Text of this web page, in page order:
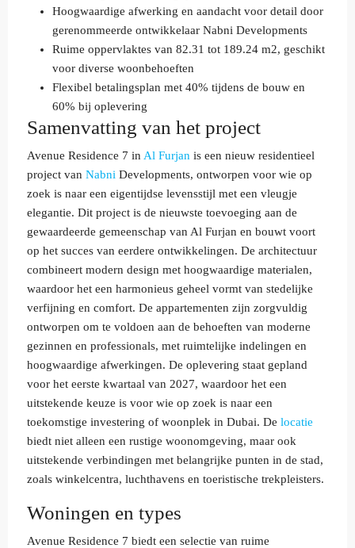
Hoogwaardige afwerking en aandacht voor detail door
gerenommeerde ontwikkelaar Nabni Developments
Ruime oppervlaktes van 82.31 tot 189.24 m2, geschikt
voor diverse woonbehoeften
Flexibel betalingsplan met 40% tijdens de bouw en
60% bij oplevering
Samenvatting van het project
Avenue Residence 7 in Al Furjan is een nieuw residentieel
project van Nabni Developments, ontworpen voor wie op
zoek is naar een eigentijdse levensstijl met een vleugje
elegantie. Dit project is de nieuwste toevoeging aan de
gewaardeerde gemeenschap van Al Furjan en bouwt voort
op het succes van eerdere ontwikkelingen. De architectuur
combineert modern design met hoogwaardige materialen,
waardoor het een harmonieus geheel vormt van stedelijke
verfijning en comfort. De appartementen zijn zorgvuldig
ontworpen om te voldoen aan de behoeften van moderne
gezinnen en professionals, met ruimtelijke indelingen en
hoogwaardige afwerkingen. De oplevering staat gepland
voor het eerste kwartaal van 2027, waardoor het een
uitstekende keuze is voor wie op zoek is naar een
toekomstige investering of woonplek in Dubai. De locatie
biedt niet alleen een rustige woonomgeving, maar ook
uitstekende verbindingen met belangrijke punten in de stad,
zoals winkelcentra, luchthavens en toeristische trekpleisters.
Woningen en types
Avenue Residence 7 biedt een selectie van ruime